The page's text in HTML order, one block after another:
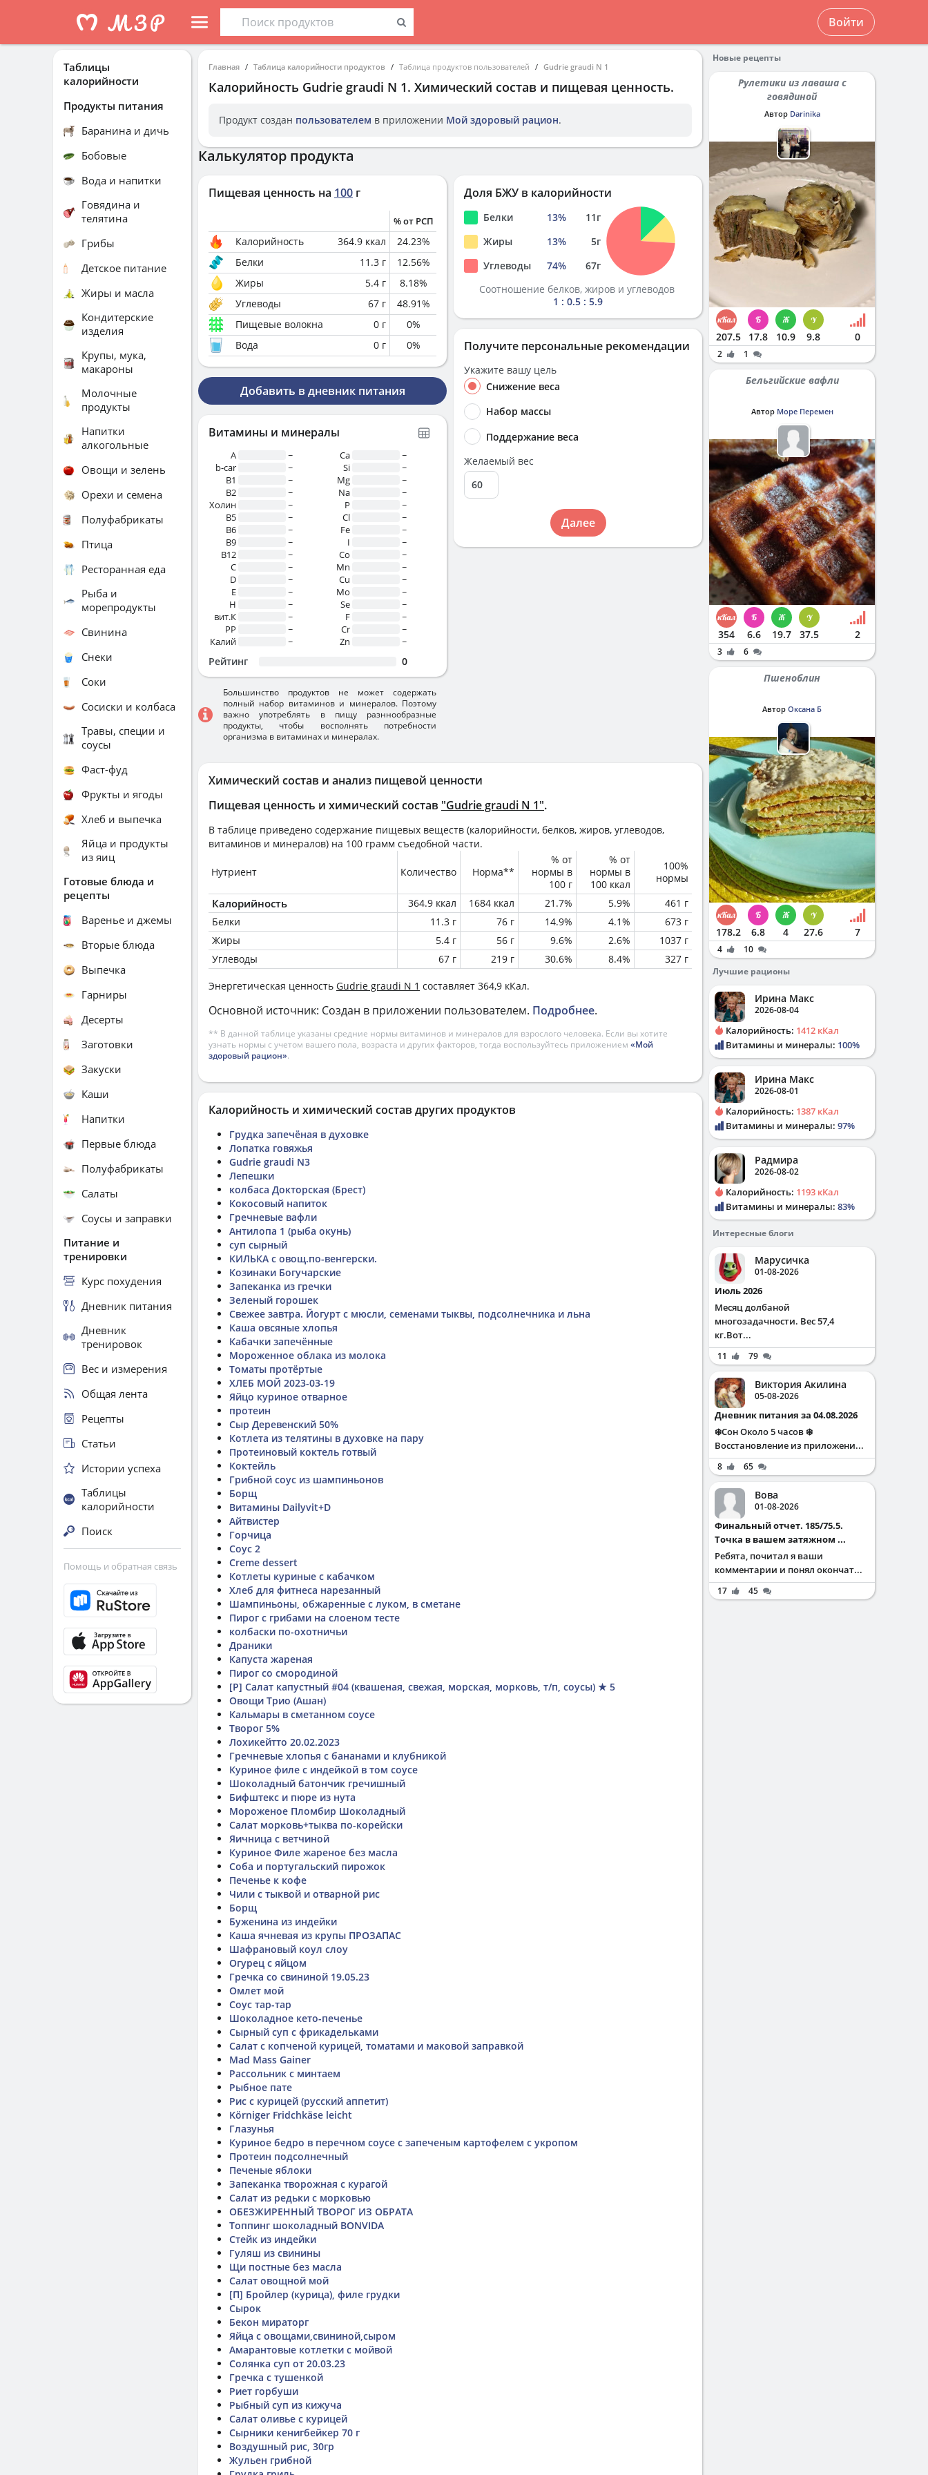
Войти
Главная Таблица калорийности продуктов Таблица продуктов пользователей Gudrie graudi N 1
Калорийность Gudrie graudi N 1. Химический состав и пищевая ценность.
Продукт создан пользователем в приложении Мой здоровый рацион.
Химический состав и анализ пищевой ценности
Пищевая ценность и химический состав "Gudrie graudi N 1".
В таблице приведено содержание пищевых веществ (калорийности, белков, жиров, углеводов,
витаминов и минералов) на 100 грамм съедобной части.
Нутриент Количество Норма**
% от
нормы в
100 г
% от
нормы в
100 ккал
100%
нормы
Калорийность 364.9 ккал 1684 ккал 21.7% 5.9%
461 г
Белки
11.3 г 76 г 14.9% 4.1%
673 г
Жиры
5.4 г 56 г 9.6% 2.6%
1037 г
Углеводы
67 г 219 г 30.6% 8.4% 327 г
Энергетическая ценность Gudrie graudi N 1 составляет 364,9 кКал.
Основной источник: Создан в приложении пользователем. Подробнее.
** В данной таблице указаны средние нормы витаминов и минералов для взрослого человека. Если вы хотите
узнать нормы с учетом вашего пола, возраста и других факторов, тогда воспользуйтесь приложением «Мой
здоровый рацион».
Калькулятор продукта
Пищевая ценность на 100 г
% от РСП
Калорийность 364.9 ккал 24.23%
Белки
11.3 г 12.56%
Жиры
5.4 г 8.18%
Углеводы
67 г 48.91%
Пищевые волокна
0 г 0%
Вода
0 г 0%
Добавить в дневник питания
Витамины и минералы
A
~
b-car
~
В1
~
B2
~
Холин
~
B5
~
B6
~
B9
~
B12
~
C
~
D
~
E
~
H
~
вит.К
~
PP
~
Калий
~
Ca
~
Si
~
Mg
~
Na
~
P
~
Cl
~
Fe
~
I
~
Co
~
Mn
~
Cu
~
Mo
~
Se
~
F
~
Cr
~
Zn
~
Рейтинг 0
Большинство продуктов не может содержать
полный набор витаминов и минералов. Поэтому
важно употреблять в пищу разннообразные
продукты, чтобы восполнять потребности
организма в витаминах и минералах.
Доля БЖУ в калорийности
Белки 13% 11г
Жиры
13% 5г
Углеводы
74% 67г
Соотношение белков, жиров и углеводов
1 : 0.5 : 5.9
Получите персональные рекомендации
Укажите вашу цель
Снижение веса
Набор массы
Поддержание веса
Желаемый вес
Далее
Калорийность и химический состав других продуктов
Грудка запечёная в духовке
Лопатка говяжья
Gudrie graudi N3
Лепешки
колбаса Докторская (Брест)
Кокосовый напиток
Гречневые вафли
Антилопа 1 (рыба окунь)
суп сырный
КИЛЬКА с овощ.по-венгерски.
Козинаки Богучарские
Запеканка из гречки
Зеленый горошек
Свежее завтра. Йогурт с мюсли, семенами тыквы, подсолнечника и льна
Каша овсяные хлопья
Кабачки запечённые
Мороженное облака из молока
Томаты протëртые
ХЛЕБ МОЙ 2023-03-19
Яйцо куриное отварное
протеин
Сыр Деревенский 50%
Котлета из телятины в духовке на пару
Протеиновый коктель готвый
Коктейль
Грибной соус из шампиньонов
Борщ
Витамины Dailyvit+D
Айтвистер
Горчица
Соус 2
Creme dessert
Котлеты куриные с кабачком
Хлеб для фитнеса нарезанный
Шампиньоны, обжаренные с луком, в сметане
Пирог с грибами на слоеном тесте
колбаски по-охотничьи
Драники
Капуста жареная
Пирог со смородиной
[Р] Салат капустный #04 (квашеная, свежая, морская, морковь, т/п, соусы) ★ 5
Овощи Трио (Ашан)
Кальмары в сметанном соусе
Творог 5%
Лохикейтто 20.02.2023
Гречневые хлопья с бананами и клубникой
Куриное филе с индейкой в том соусе
Шоколадный батончик гречишный
Бифштекс и пюре из нута
Мороженое Пломбир Шоколадный
Салат морковь+тыква по-корейски
Яичница с ветчиной
Куриное Филе жареное без масла
Соба и португальский пирожок
Печенье к кофе
Чили с тыквой и отварной рис
Борщ
Буженина из индейки
Каша ячневая из крупы ПРОЗАПАС
Шафрановый коул слоу
Огурец с яйцом
Гречка со свининой 19.05.23
Омлет мой
Соус тар-тар
Шоколадное кето-печенье
Сырный суп с фрикадельками
Салат с копченой курицей, томатами и маковой заправкой
Mad Mass Gainer
Рассольник с минтаем
Рыбное пате
Рис с курицей (русский аппетит)
Körniger Fridchkäse leicht
Глазунья
Куриное бедро в перечном соусе с запеченым картофелем с укропом
Протеин подсолнечный
Печеные яблоки
Запеканка творожная с курагой
Салат из редьки с морковью
ОБЕЗЖИРЕННЫЙ ТВОРОГ ИЗ ОБРАТА
Топпинг шоколадный BONVIDA
Стейк из индейки
Гуляш из свинины
Щи постные без масла
Салат овощной мой
[П] Бройлер (курица), филе грудки
Сырок
Бекон мираторг
Яйца с овощами,свининой,сыром
Амарантовые котлетки с мойвой
Солянка суп от 20.03.23
Гречка с тушенкой
Риет горбуши
Рыбный суп из кижуча
Салат оливье с курицей
Сырники кенигбейкер 70 г
Воздушный рис, 30гр
Жульен грибной
Таблицы
калорийности
Продукты питания
Баранина и дичь
Бобовые
Вода и напитки
Говядина и
телятина
Грибы
Детское питание
Жиры и масла
Кондитерские
изделия
Крупы, мука,
макароны
Молочные
продукты
Напитки
алкогольные
Овощи и зелень
Орехи и семена
Полуфабрикаты
Птица
Ресторанная еда
Рыба и
морепродукты
Свинина
Снеки
Соки
Сосиски и колбаса
Травы, специи и
соусы
Фаст-фуд
Фрукты и ягоды
Хлеб и выпечка
Яйца и продукты
из яиц
Готовые блюда и
рецепты
Варенье и джемы
Вторые блюда
Выпечка
Гарниры
Десерты
Заготовки
Закуски
Каши
Напитки
Первые блюда
Полуфабрикаты
Салаты
Соусы и заправки
Питание и
тренировки
Курс похудения
Дневник питания
Дневник
тренировок
Вес и измерения
Общая лента
Рецепты
Статьи
Истории успеха
Таблицы
калорийности
Поиск
Помощь и обратная связь
Новые рецепты
Рулетики из лаваша с
говядиной
Автор Darinika
207.5 17.8 10.9 9.8 0
2 1
Бельгийские вафли
Автор Море Перемен
354 6.6 19.7 37.5 2
3 6
Пшеноблин
Автор Оксана Б
178.2 6.8 4 27.6 7
4
10
Лучшие рационы
Ирина Макс
2026-08-04
Калорийность: 1412 кКал
Витамины и минералы: 100%
Ирина Макс
2026-08-01
Калорийность: 1387 кКал
Витамины и минералы: 97%
Радмира
2026-08-02
Калорийность: 1193 кКал
Витамины и минералы: 83%
Интересные блоги
Марусичка
01-08-2026
Июль 2026
Месяц долбаной
многозадачности. Вес 57,4
кг.Вот...
11 79
Виктория Акилина
05-08-2026
Дневник питания за 04.08.2026
❄️Сон Около 5 часов ❄️
Восстановление из приложени...
8 65
Вова
01-08-2026
Финальный отчет. 185/75.5.
Точка в вашем затяжном ...
Ребята, почитал я ваши
комментарии и понял окончат...
17 45